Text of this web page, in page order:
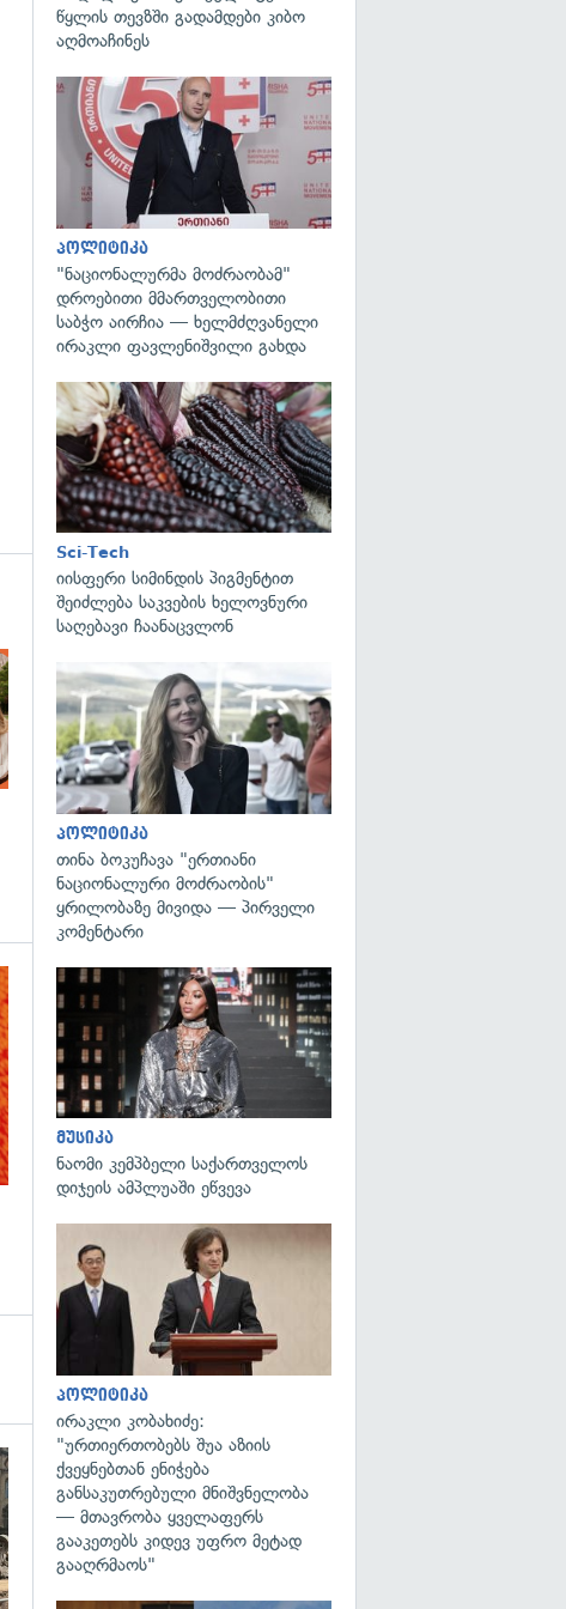
გადახედვა
გადახედვა
წყლის თევზში გადამდები კიბო
აღმოაჩინეს
პოლიტიკა
"ნაციონალურმა მოძრაობამ"
დროებითი მმართველობითი
საბჭო აირჩია — ხელმძღვანელი
ირაკლი ფავლენიშვილი გახდა
Sci-Tech
იისფერი სიმინდის პიგმენტით
შეიძლება საკვების ხელოვნური
საღებავი ჩაანაცვლონ
პოლიტიკა
თინა ბოკუჩავა "ერთიანი
ნაციონალური მოძრაობის"
ყრილობაზე მივიდა — პირველი
კომენტარი
მუსიკა
ნაომი კემპბელი საქართველოს
დიჯეის ამპლუაში ეწვევა
პოლიტიკა
ირაკლი კობახიძე:
"ურთიერთობებს შუა აზიის
ქვეყნებთან ენიჭება
განსაკუთრებული მნიშვნელობა
— მთავრობა ყველაფერს
გააკეთებს კიდევ უფრო მეტად
გააღრმაოს"